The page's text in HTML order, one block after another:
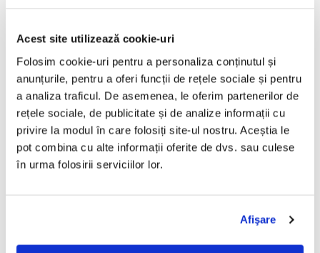
Acest site utilizează cookie-uri
Folosim cookie-uri pentru a personaliza conținutul și
anunțurile, pentru a oferi funcții de rețele sociale și pentru
a analiza traficul. De asemenea, le oferim partenerilor de
rețele sociale, de publicitate și de analize informații cu
privire la modul în care folosiți site-ul nostru. Aceștia le
pot combina cu alte informații oferite de dvs. sau culese
în urma folosirii serviciilor lor.
Afişare
ADAUGA IN COS ADAUGA IN COS
Taraful de la Vărbilău –
Povestea de la Vărbilău – -
Electrecord, (Disc Vinil)
189,00 Lei
ADAUGA IN COS
Fugees - The Score (CD)
50,00 Lei
150,00 Lei
Vinil)
220,00 Lei